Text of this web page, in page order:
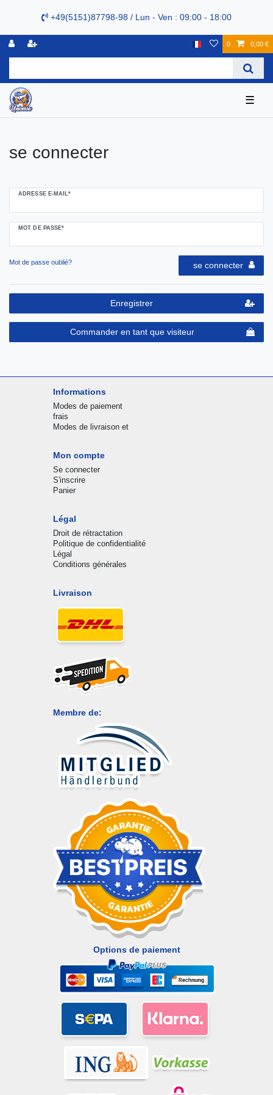
+49(5151)87798-98 / Lun - Ven : 09:00 - 18:00
0 0,00 €
☰
se connecter
ADRESSE E-MAIL*
MOT DE PASSE*
Mot de passe oublié? se connecter
Enregistrer
Commander en tant que visiteur
Informations
Modes de paiement
frais
Modes de livraison et
Mon compte
Se connecter
S'inscrire
Panier
Légal
Droit de rétractation
Politique de confidentialité
Légal
Conditions générales
Livraison
Membre de:
Options de paiement